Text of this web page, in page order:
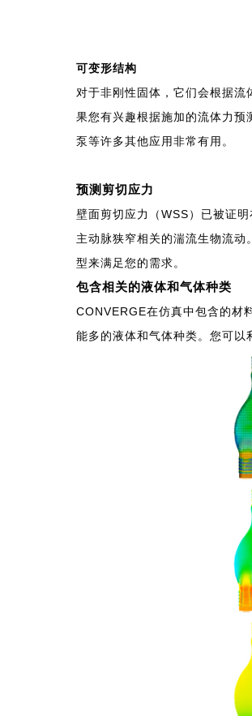
可变形结构
对于非刚性固体，它们会根据
果您有兴趣根据施加的流体力
泵等许多其他应用非常有用。
预测剪切应力
壁面剪切应力（WSS）已被证
主动脉狭窄相关的湍流生物流
型来满足您的需求。
包含相关的液体和气体种类
CONVERGE在仿真中包含的材
能多的液体和气体种类。您可以